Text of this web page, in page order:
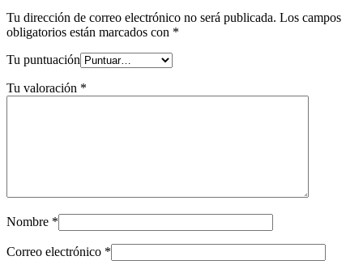
Tu dirección de correo electrónico no será publicada. Los campos
obligatorios están marcados con *
Tu puntuación
Tu valoración *
Nombre *
Correo electrónico *